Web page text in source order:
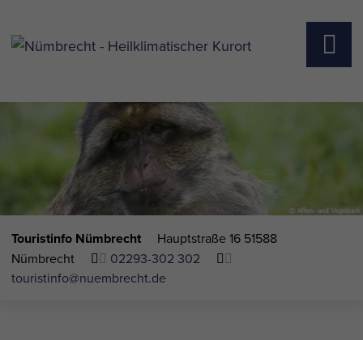
Touristinfo Nümbrecht Hauptstraße 16 51588
Nümbrecht
02293-302 302
touristinfo@nuembrecht.de